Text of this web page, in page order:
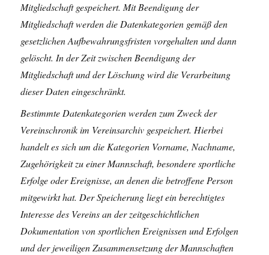
Mitgliedschaft gespeichert. Mit Beendigung der
Mitgliedschaft werden die Datenkategorien gemäß den
gesetzlichen Aufbewahrungsfristen vorgehalten und dann
gelöscht. In der Zeit zwischen Beendigung der
Mitgliedschaft und der Löschung wird die Verarbeitung
dieser Daten eingeschränkt.
Bestimmte Datenkategorien werden zum Zweck der
Vereinschronik im Vereinsarchiv gespeichert. Hierbei
handelt es sich um die Kategorien Vorname, Nachname,
Zugehörigkeit zu einer Mannschaft, besondere sportliche
Erfolge oder Ereignisse, an denen die betroffene Person
mitgewirkt hat. Der Speicherung liegt ein berechtigtes
Interesse des Vereins an der zeitgeschichtlichen
Dokumentation von sportlichen Ereignissen und Erfolgen
und der jeweiligen Zusammensetzung der Mannschaften